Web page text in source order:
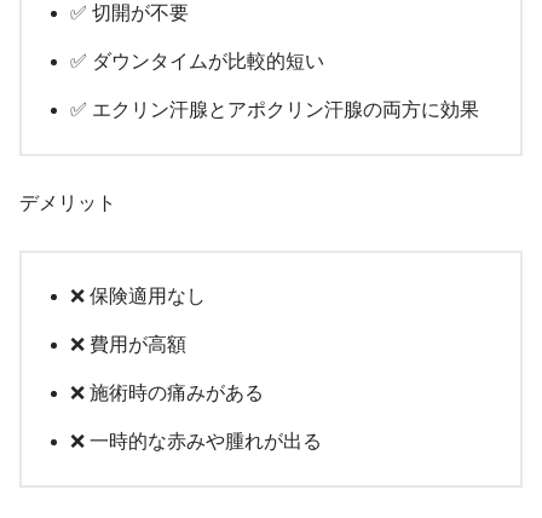
✅ 切開が不要
✅ ダウンタイムが比較的短い
✅ エクリン汗腺とアポクリン汗腺の両方に効果
デメリット
❌ 保険適用なし
❌ 費用が高額
❌ 施術時の痛みがある
❌ 一時的な赤みや腫れが出る